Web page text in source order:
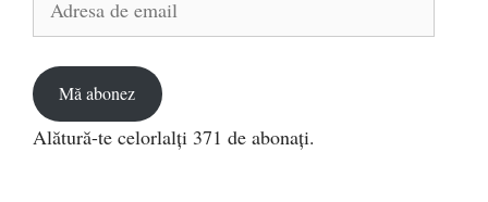
Mă abonez
Alătură-te celorlalți 371 de abonați.